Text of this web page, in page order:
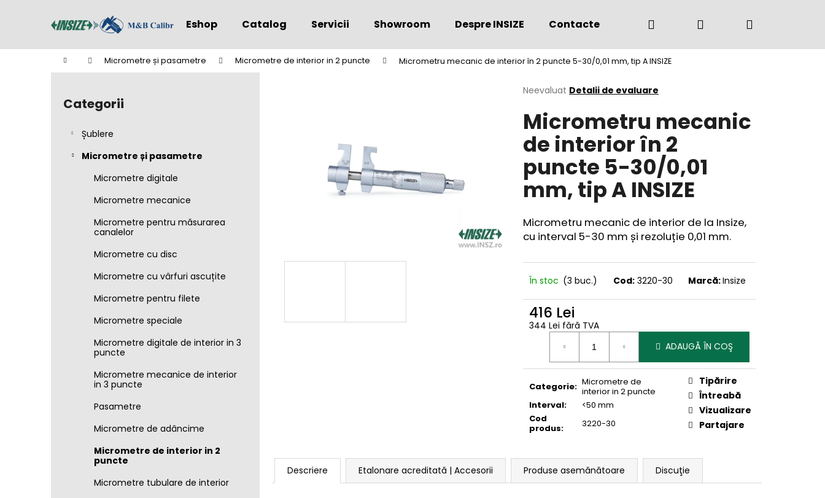
Eshop Catalog Servicii Showroom Despre INSIZE Contacte (+4) 0775 291 134
Căutare Autentificare
Acasă Micrometre și pasametre Micrometre de interior in 2 puncte Micrometru mecanic de interior în 2 puncte 5-30/0,01 mm, tip A INSIZE
B
Sari
Categorii
Șublere
Micrometre și pasametre
Micrometre digitale
Micrometre mecanice
Micrometre pentru măsurarea
canalelor
Micrometre cu disc
Micrometre cu vârfuri ascuțite
Micrometre pentru filete
Micrometre speciale
Micrometre digitale de interior in 3
puncte
Micrometre mecanice de interior
in 3 puncte
Pasametre
Micrometre de adâncime
Micrometre de interior in 2
puncte
Micrometre tubulare de interior
Evaluarea
a
produsului
este
0,0
din
stele.
Neevaluat Detalii de evaluare
Micrometru mecanic
de interior în 2
puncte 5-30/0,01
mm, tip A INSIZE
Micrometru mecanic de interior de la Insize,
cu interval 5-30 mm și rezoluție 0,01 mm.
În stoc (3 buc.) Cod: 3220-30 Marcă:Insize
416 Lei
344 Lei fără TVA
Evaluare
ADAUGĂ ÎN COŞ
Categorie: Micrometre de
interior in 2 puncte
Interval:
<50 mm
Cod
produs: 3220-30
Tipărire
Întreabă
Vizualizare
Partajare
Descriere Etalonare acreditată | Accesorii Produse asemănătoare Discuţie
Înapoi
la
Înapoi
la
Ce căutaţi?
Vă recomandăm